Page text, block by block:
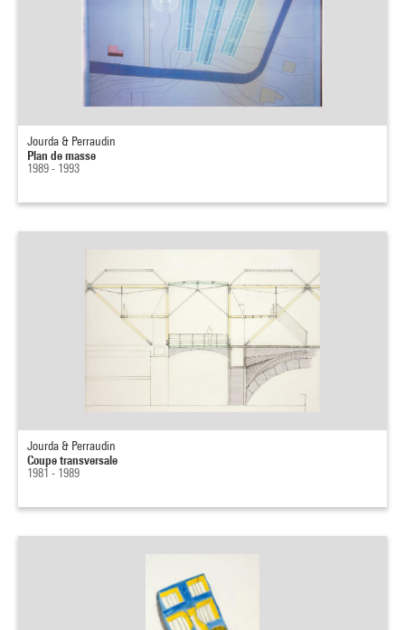
Jourda & Perraudin
Plan de masse
1989 - 1993
Jourda & Perraudin
Coupe transversale
1981 - 1989